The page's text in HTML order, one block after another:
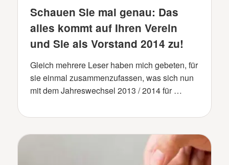
Schauen Sie mal genau: Das
alles kommt auf Ihren Verein
und Sie als Vorstand 2014 zu!
Gleich mehrere Leser haben mich gebeten, für
sie einmal zusammenzufassen, was sich nun
mit dem Jahreswechsel 2013 / 2014 für …